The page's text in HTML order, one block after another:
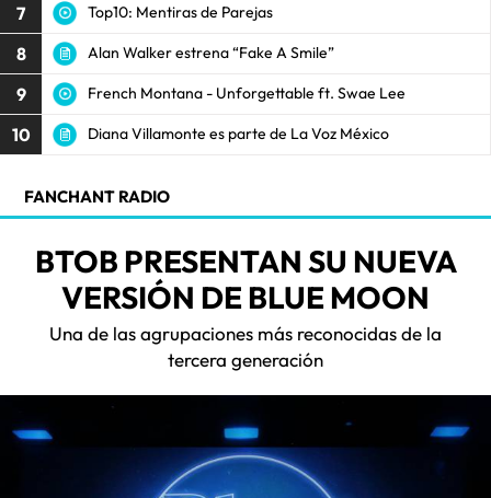
7 Top10: Mentiras de Parejas
8 Alan Walker estrena “Fake A Smile”
9 French Montana - Unforgettable ft. Swae Lee
10 Diana Villamonte es parte de La Voz México
FANCHANT RADIO
BTOB PRESENTAN SU NUEVA
VERSIÓN DE BLUE MOON
Una de las agrupaciones más reconocidas de la
tercera generación